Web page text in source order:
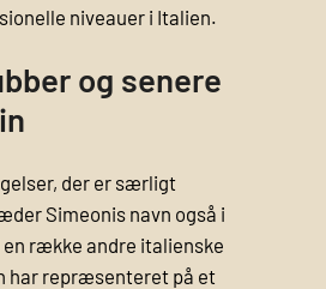
niveauer i Italien.
og senere
der er særligt
Simeonis navn også i
række andre italienske
har repræsenteret på et